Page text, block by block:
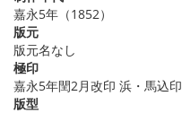
嘉永5年（1852）
版元
版元名なし
極印
嘉永5年閏2月改印 浜・馬込印
版型